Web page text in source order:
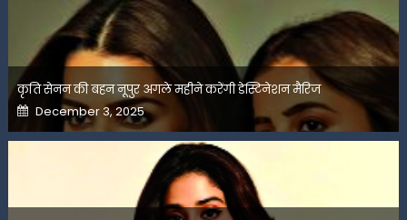
कृति सेनन की बहन नूपुर अगले महीने करेंगी डेस्टिनेशन मैरिज
Posted
on
December 3, 2025